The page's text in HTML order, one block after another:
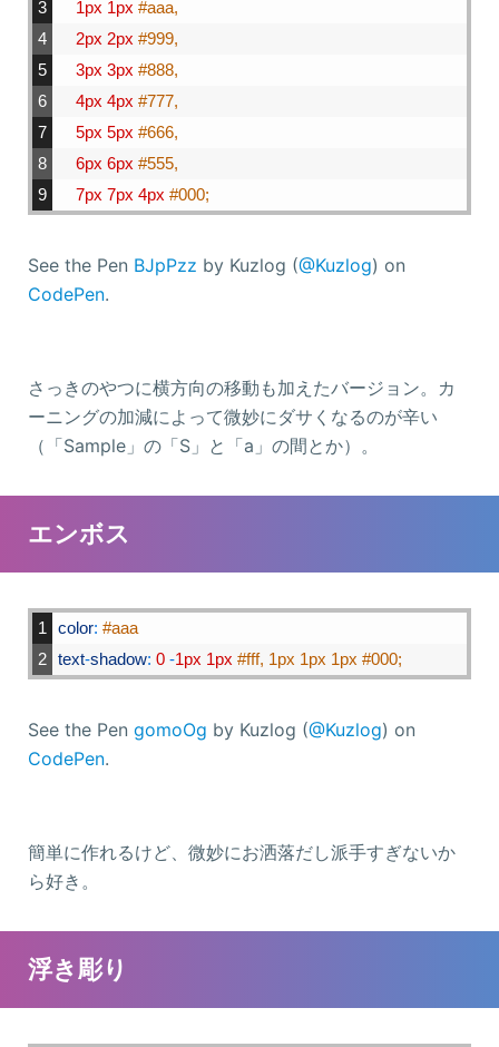
3
4
5
6
7
8
9
1px 1px #aaa,
2px 2px #999,
3px 3px #888,
4px 4px #777,
5px 5px #666,
6px 6px #555,
7px 7px 4px #000;
See the Pen BJpPzz by Kuzlog (@Kuzlog) on
CodePen.
さっきのやつに横方向の移動も加えたバージョン。カ
ーニングの加減によって微妙にダサくなるのが辛い
（「Sample」の「S」と「a」の間とか）。
エンボス
1
2
color: #aaa
text-shadow: 0 -1px 1px #fff, 1px 1px 1px #000;
See the Pen gomoOg by Kuzlog (@Kuzlog) on
CodePen.
簡単に作れるけど、微妙にお洒落だし派手すぎないか
ら好き。
浮き彫り